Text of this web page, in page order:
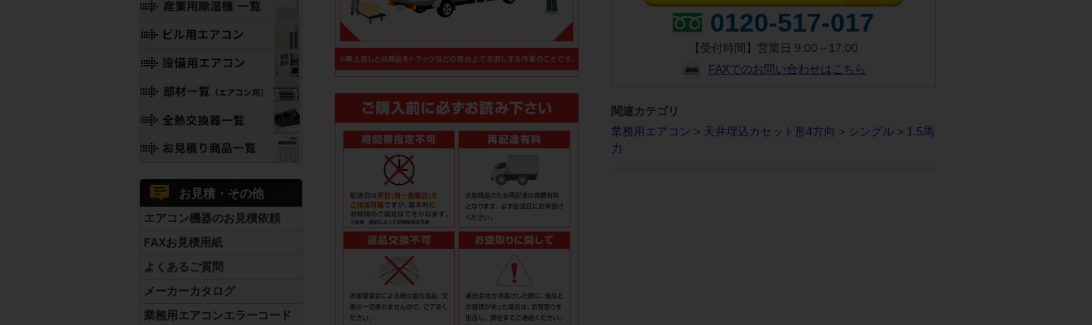
0120-517-017
【受付時間】営業日 9:00～17:00
FAXでのお問い合わせはこちら
関連カテゴリ
業務用エアコン > 天井埋込カセット形4方向 > シングル > 1.5馬
力
お見積・その他
エアコン機器のお見積依頼
FAXお見積用紙
よくあるご質問
メーカーカタログ
業務用エアコンエラーコード